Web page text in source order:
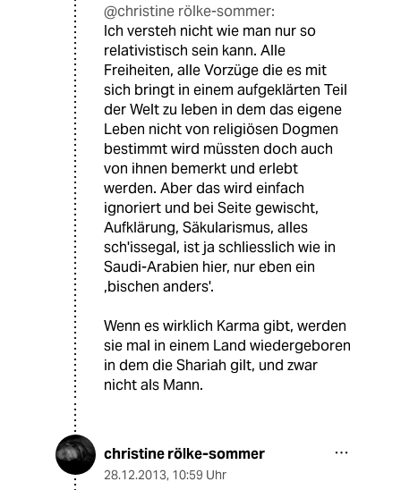
@christine rölke-sommer:
Ich versteh nicht wie man nur so
relativistisch sein kann. Alle
Freiheiten, alle Vorzüge die es mit
sich bringt in einem aufgeklärten Teil
der Welt zu leben in dem das eigene
Leben nicht von religiösen Dogmen
bestimmt wird müssten doch auch
von ihnen bemerkt und erlebt
werden. Aber das wird einfach
ignoriert und bei Seite gewischt,
Aufklärung, Säkularismus, alles
sch'issegal, ist ja schliesslich wie in
Saudi-Arabien hier, nur eben ein
,bischen anders'.
Wenn es wirklich Karma gibt, werden
sie mal in einem Land wiedergeboren
in dem die Shariah gilt, und zwar
nicht als Mann.
christine rölke-sommer
28.12.2013, 10:59 Uhr